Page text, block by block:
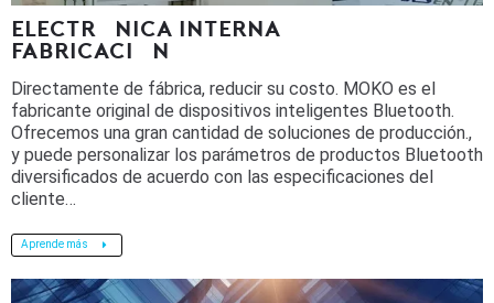
ELECTRÓNICA INTERNA
FABRICACIÓN
Directamente de fábrica, reducir su costo. MOKO es el
fabricante original de dispositivos inteligentes Bluetooth.
Ofrecemos una gran cantidad de soluciones de producción.,
y puede personalizar los parámetros de productos Bluetooth
diversificados de acuerdo con las especificaciones del
cliente…
Aprende más